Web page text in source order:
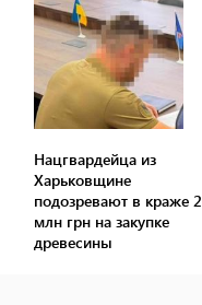
Нацгвардейца из
Харьковщине
подозревают в краже 2
млн грн на закупке
древесины